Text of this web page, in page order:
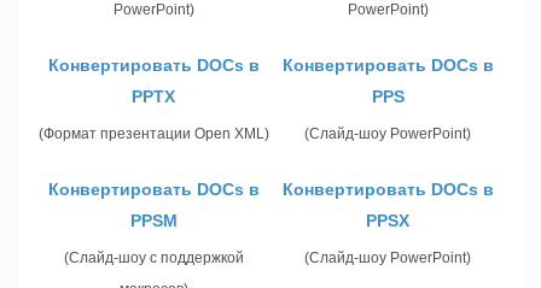
PowerPoint)
PowerPoint)
Конвертировать DOCs в
PPTX
(Формат презентации Open XML)
Конвертировать DOCs в
PPS
(Слайд-шоу PowerPoint)
Конвертировать DOCs в
PPSM
(Слайд-шоу с поддержкой
Конвертировать DOCs в
PPSX
(Слайд-шоу PowerPoint)